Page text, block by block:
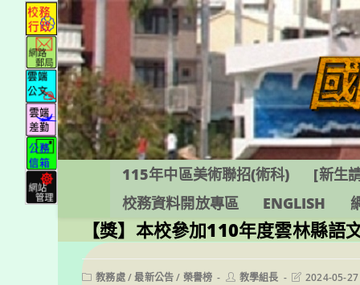
115年中區美術聯招(術科) [新生
校務資料開放專區
ENGLISH
【獎】本校參加110年度雲林縣語
Post教務處/ 最新公告 / 榮譽榜
Post教學組長
Post2024-05-27